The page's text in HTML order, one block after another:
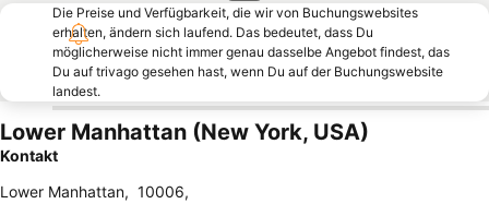
Die Preise und Verfügbarkeit, die wir von Buchungswebsites
erhalten, ändern sich laufend. Das bedeutet, dass Du
möglicherweise nicht immer genau dasselbe Angebot findest, das
Du auf trivago gesehen hast, wenn Du auf der Buchungswebsite
landest.
Lower Manhattan (New York, USA)
Kontakt
Lower Manhattan, 10006,